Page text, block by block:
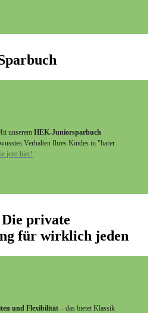
unseremHEK-Juniorsparbuch
Verhalten Ihres Kindes in "barer
jetzt hier!
private
für wirklich jeden
und Flexibilität– das bietet Klassik